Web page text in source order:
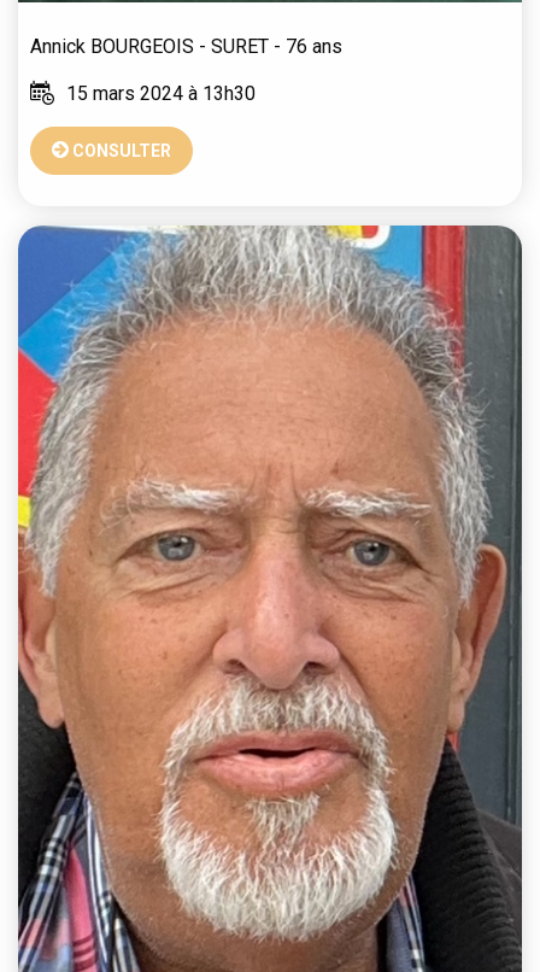
Annick BOURGEOIS - SURET - 76 ans
15 mars 2024 à 13h30
CONSULTER